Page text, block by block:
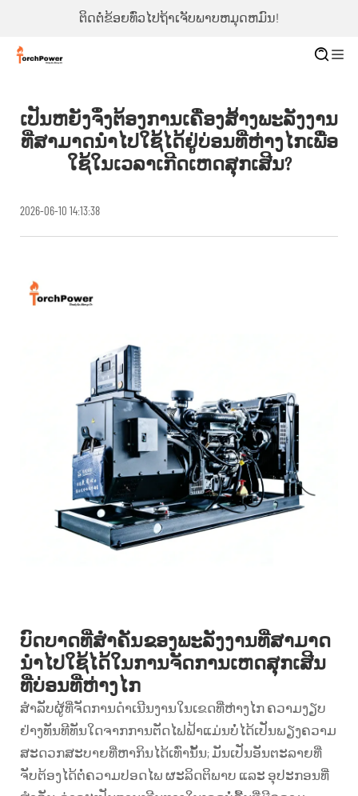
ຕິດຕໍ່ຂ້ອຍທົ່ວໄປຖ້າເຈັບພາບຫມຸດຫມົນ!
ເປັນຫຍັງຈຶ່ງຕ້ອງການເຄື່ອງສ້າງພະລັງງານ
ທີ່ສາມາດນຳໄປໃຊ້ໄດ້ຢູ່ບ່ອນທີ່ຫ່າງໄກເພື່ອ
ໃຊ້ໃນເວລາເກີດເຫດສຸກເສີນ?
2026-06-10 14:13:38
ບົດບາດທີ່ສຳຄັນຂອງພະລັງງານທີ່ສາມາດ
ນຳໄປໃຊ້ໄດ້ໃນການຈັດການເຫດສຸກເສີນ
ທີ່ບ່ອນທີ່ຫ່າງໄກ
ສຳລັບຜູ້ທີ່ຈັດການດຳເນີນງານໃນເຂດທີ່ຫ່າງໄກ ຄວາມງຽບ
ຢ່າງທັນທີທັນໃດຈາກການຕັດໄຟຟ້າແມ່ນບໍ່ໄດ້ເປັນພຽງຄວາມ
ສະດວກສະບາຍທີ່ຫາກິນໄດ້ເທົ່ານັ້ນ; ມັນເປັນອັນຕະລາຍທີ່
ຈັບຕ້ອງໄດ້ຕໍ່ຄວາມປອດໄພ ຜະລິດຕິພາບ ແລະ ອຸປະກອນທີ່